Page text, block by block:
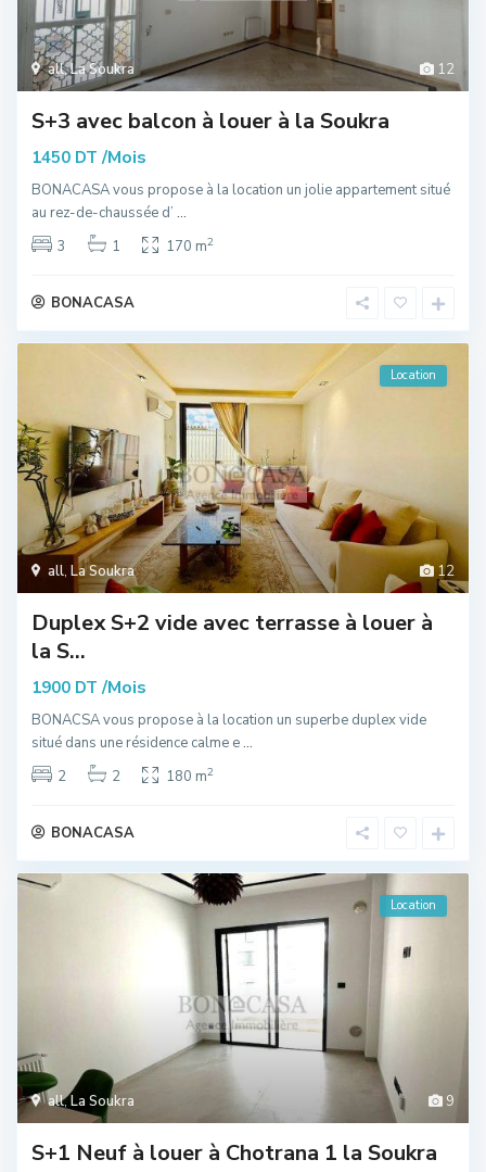
12
all,La Soukra
S+3 avec balcon à louer à la Soukra
1450 DT /Mois
BONACASA vous propose à la location un jolie appartement situé
au rez-de-chaussée d’ ...
3
1 170 m2
BONACASA
12
all, La Soukra
Location
Duplex S+2 vide avec terrasse à louer à
la S...
1900 DT /Mois
BONACSA vous propose à la location un superbe duplex vide
situé dans une résidence calme e...
2
2 180 m2
BONACASA
9
all,La Soukra
Location
S+1 Neuf à louer à Chotrana 1 la Soukra